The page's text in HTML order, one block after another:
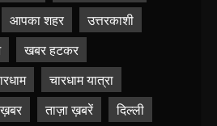
आपका शहर
उत्तरकाशी
खबर हटकर
चारधाम यात्रा
ताज़ा ख़बरें
दिल्ली